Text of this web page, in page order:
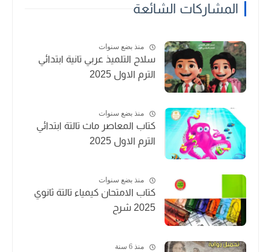
المشاركات الشائعة
منذ بضع سنوات
سلاح التلميذ عربي تانية ابتدائي
الترم الاول 2025
منذ بضع سنوات
كتاب المعاصر ماث تالتة ابتدائي
الترم الاول 2025
منذ بضع سنوات
كتاب الامتحان كيمياء تالتة ثانوي
2025 شرح
منذ 6 سنة